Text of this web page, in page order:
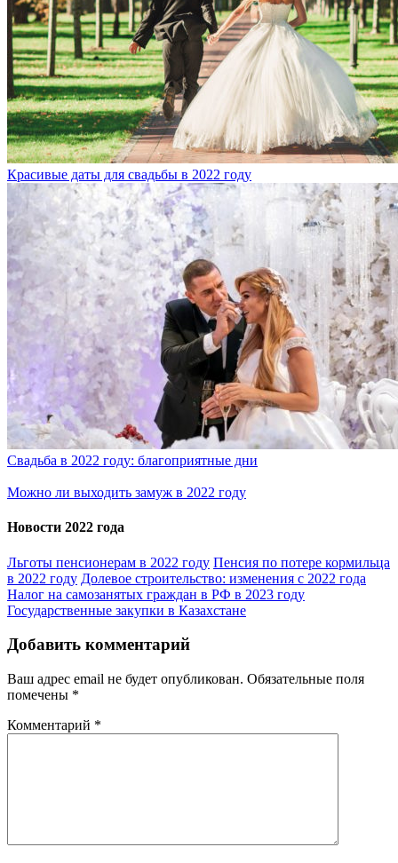
Красивые даты для свадьбы в 2022 году
Свадьба в 2022 году: благоприятные дни
Можно ли выходить замуж в 2022 году
Новости 2022 года
Льготы пенсионерам в 2022 году Пенсия по потере кормильца
в 2022 году Долевое строительство: изменения с 2022 года
Налог на самозанятых граждан в РФ в 2023 году
Государственные закупки в Казахстане
Добавить комментарий
Ваш адрес email не будет опубликован. Обязательные поля
помечены *
Комментарий *